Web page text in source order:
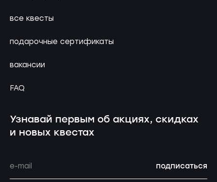
все квесты
подарочные сертификаты
вакансии
FAQ
Узнавай первым об акциях, скидках
и новых квестах
подписаться